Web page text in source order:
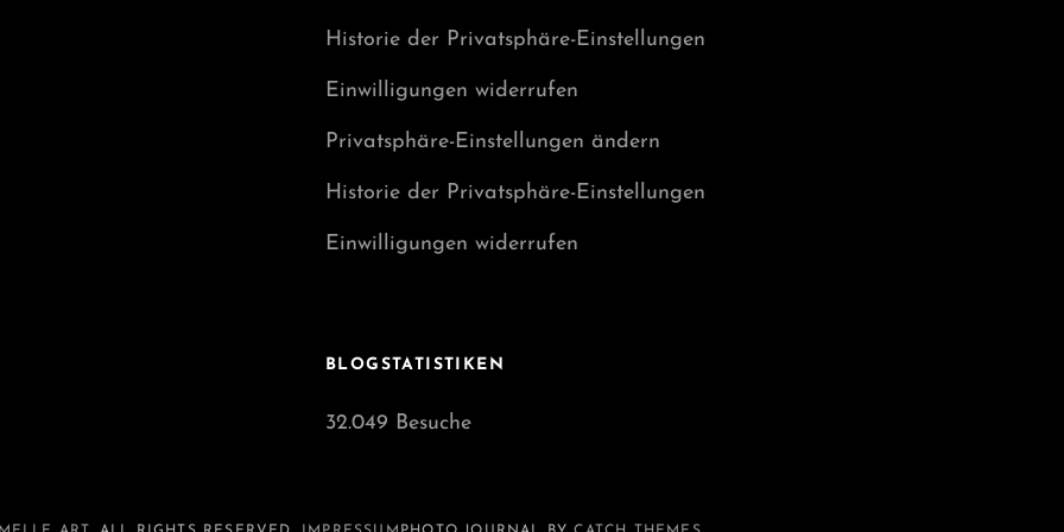
Historie der Privatsphäre-Einstellungen
Einwilligungen widerrufen
Privatsphäre-Einstellungen ändern
Historie der Privatsphäre-Einstellungen
Einwilligungen widerrufen
BLOGSTATISTIKEN
32.049 Besuche